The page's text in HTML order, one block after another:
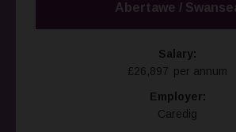
Abertawe /
Salary:
£26,897 per annum
Employer:
Caredig